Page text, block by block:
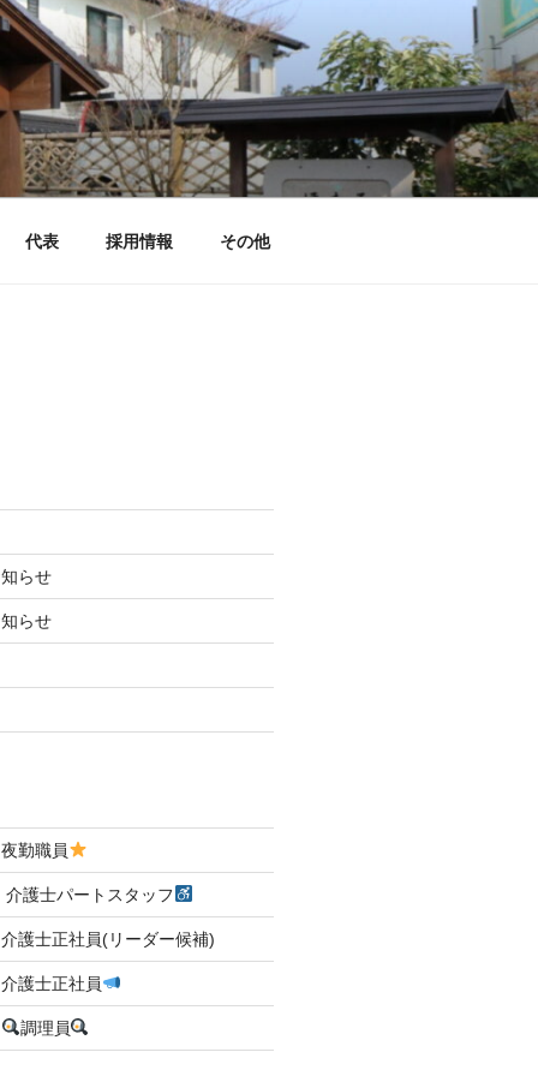
代表 採用情報 その他
らせ
らせ
勤職員
護士パートスタッフ
士正社員(リーダー候補)
士正社員
調理員